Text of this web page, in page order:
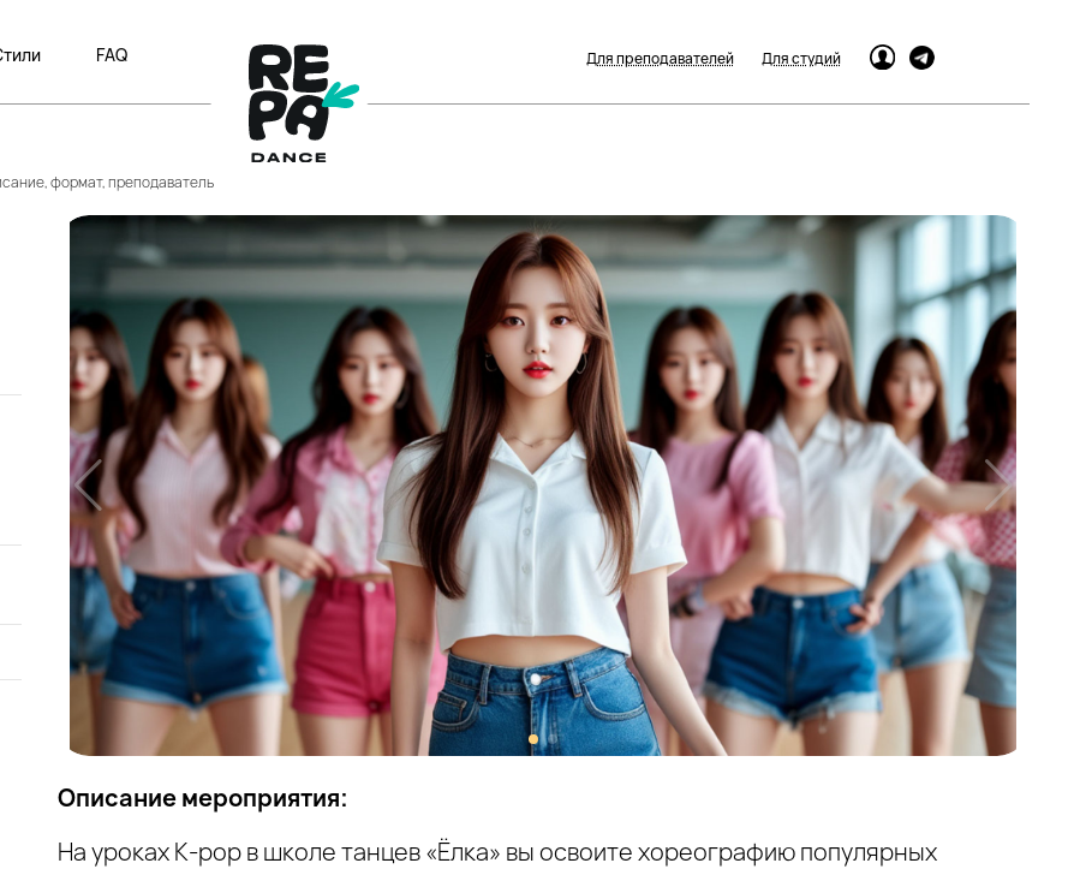
FAQ Для преподавателей Для студий
формат, преподаватель
Описание мероприятия:
На уроках K‑pop в школе танцев «Ёлка» вы освоите хореографию популярных